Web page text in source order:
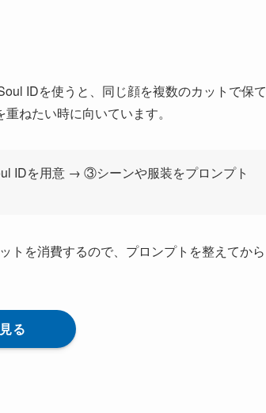
IDを使うと、同じ顔を複数のカットで保て
ねたい時に向いています。
IDを用意 → ③シーンや服装をプロンプト
トを消費するので、プロンプトを整えてから
る